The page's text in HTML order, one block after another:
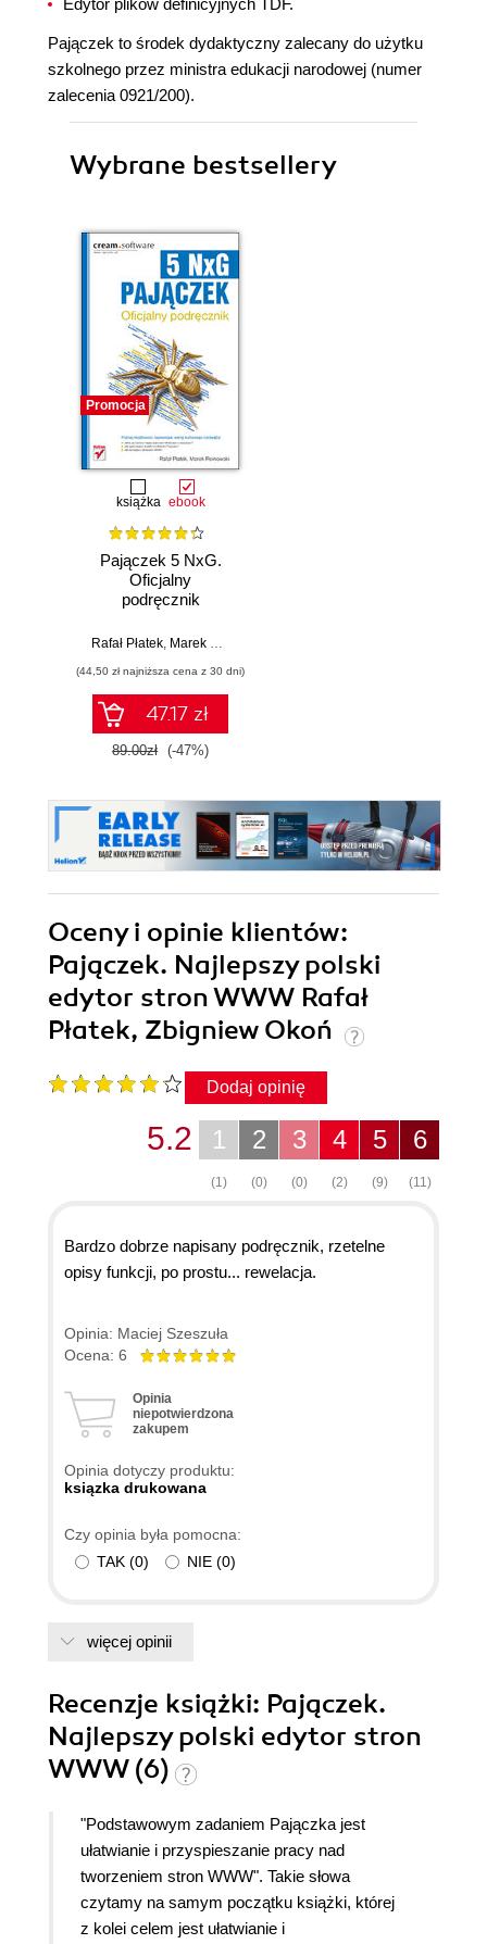
Edytor plików definicyjnych TDF.
Pajączek to środek dydaktyczny zalecany do użytku
szkolnego przez ministra edukacji narodowej (numer
zalecenia 0921/200).
Wybrane bestsellery
Promocja
książka ebook
Pajączek 5 NxG.
Oficjalny
podręcznik
Rafał Płatek Marek Reinowski
(44,50 zł najniższa cena z 30 dni)
47.17 zł
89.00zł (-47%)
Oceny i opinie klientów:
Pajączek. Najlepszy polski
edytor stron WWW Rafał
Płatek, Zbigniew Okoń
Dodaj opinię
6
(11)
5
(9)
4
(2)
3
(0)
2
(0)
1
(1)
5.2
Bardzo dobrze napisany podręcznik, rzetelne
opisy funkcji, po prostu... rewelacja.
Opinia: Maciej Szeszuła
Ocena: 6
Opinia
niepotwierdzona
zakupem
Opinia dotyczy produktu:
ksiązka drukowana
Czy opinia była pomocna:
TAK (0) NIE (0)
więcej opinii
Recenzje książki: Pajączek.
Najlepszy polski edytor stron
WWW (6)
"Podstawowym zadaniem Pajączka jest
ułatwianie i przyspieszanie pracy nad
tworzeniem stron WWW". Takie słowa
czytamy na samym początku książki, której
z kolei celem jest ułatwianie i